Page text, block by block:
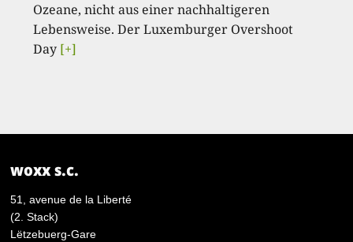
Ozeane, nicht aus einer nachhaltigeren
Lebensweise. Der Luxemburger Overshoot
Day [+]
woxx s.c.
51, avenue de la Liberté
(2. Stack)
Lëtzebuerg-Gare